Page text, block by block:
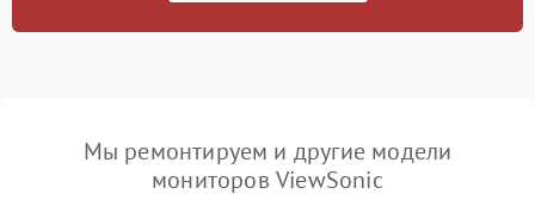
Мы ремонтируем и другие модели
мониторов ViewSonic